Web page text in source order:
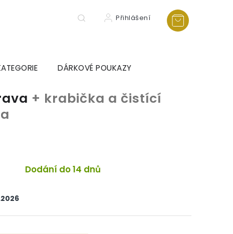
Přihlášení
DÁRKOVÉ POUKAZY
+ krabička a čistící
Dodání do 14 dnů